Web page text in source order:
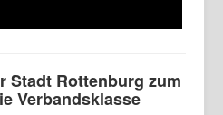
Stadt Rottenburg zum
Verbandsklasse